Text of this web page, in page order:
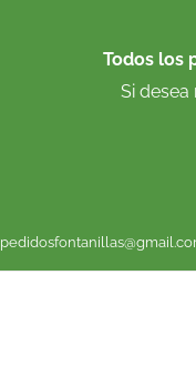
Todos los
Si